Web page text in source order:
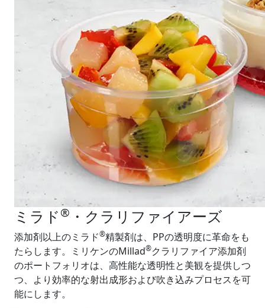
ミラド® ・クラリファイアーズ
添加剤以上のミラド®精製剤は、PPの透明度に革命をも
たらします。ミリケンのMillad®クラリファイア添加剤
のポートフォリオは、高性能な透明性と美観を提供しつ
つ、より効率的な射出成形および吹き込みプロセスを可
能にします。